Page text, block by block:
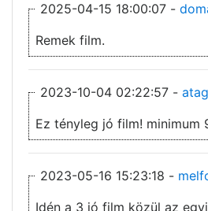
2025-04-15 18:00:07 -
Remek film.
2023-10-04 02:22:57 - atag
Ez tényleg jó film! minimum
2023-05-16 15:23:18 -
Idén a 3 jó film közül az